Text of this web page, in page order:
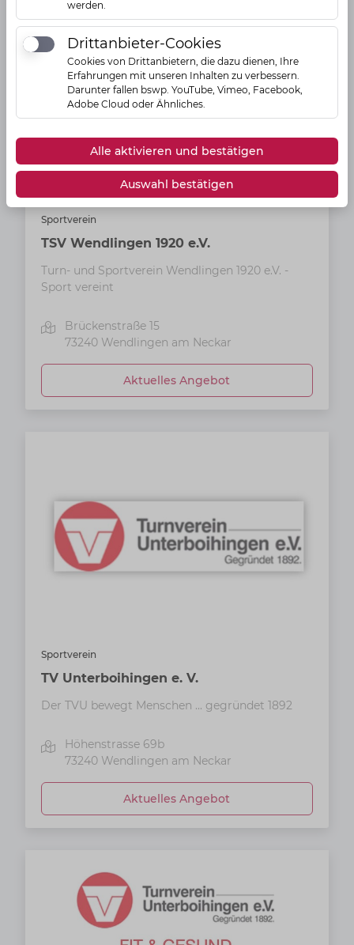
Sportverein
TSV Wendlingen 1920 e.V.
Turn- und Sportverein Wendlingen 1920 e.V. -
Sport vereint
Brückenstraße 15
73240 Wendlingen am Neckar
Aktuelles Angebot
Sportverein
TV Unterboihingen e. V.
Der TVU bewegt Menschen ... gegründet 1892
Höhenstrasse 69b
73240 Wendlingen am Neckar
Aktuelles Angebot
werden.
Drittanbieter-Cookies
Drittanbieter-Cookies
Cookies von Drittanbietern, die dazu dienen, Ihre
Erfahrungen mit unseren Inhalten zu verbessern.
Darunter fallen bswp. YouTube, Vimeo, Facebook,
Adobe Cloud oder Ähnliches.
Alle aktivieren und bestätigen
Auswahl bestätigen